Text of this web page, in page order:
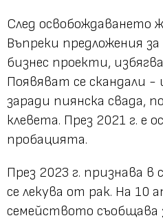
След освобождаването
Въпреки предложения
бизнес проекти,
Появяват се скандали -
заради пиянска свада,
клевета. През 2021 г. е
пробацията.
През 2023 г. признава в
се лекува от рак. На 10
семейството